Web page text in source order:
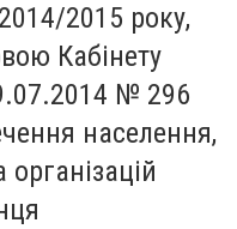
2015 року,
Кабінету
№ 296
населення,